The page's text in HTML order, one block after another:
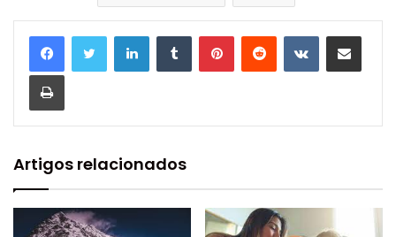
Artigos relacionados